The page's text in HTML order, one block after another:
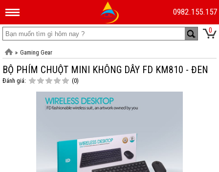
0982.155.157
0
Gaming Gear
BỘ PHÍM CHUỘT MINI KHÔNG DÂY FD KM810 - ĐEN
Đánh giá: (0)